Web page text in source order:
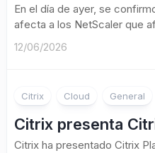
En el día de ayer, se
afecta a los NetScaler que
12/06/2026
Citrix Cloud General
Citrix presenta
Citrix ha presentado Citrix